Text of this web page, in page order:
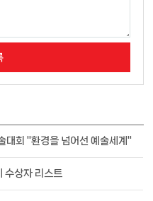
회 "환경을 넘어선 예술세계"
상자 리스트